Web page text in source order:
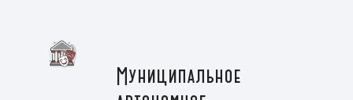
Муниципальное